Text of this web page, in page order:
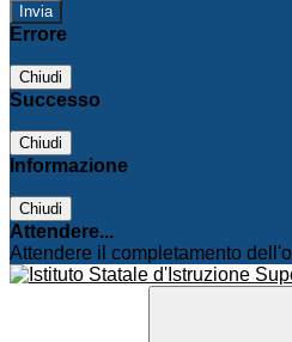
Errore
Chiudi
Successo
Chiudi
Informazione
Chiudi
Attendere...
Attendere il completamento